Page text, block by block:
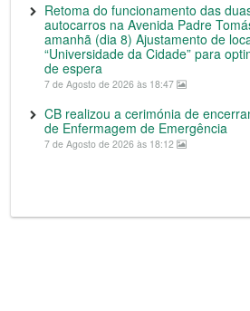
Retoma do funcionamento das
autocarros na Avenida Padre
amanhã (dia 8) Ajustamento de
“Universidade da Cidade” para
de espera
7 de Agosto de 2026 às 18:47
CB realizou a cerimónia de
de Enfermagem de Emergência
7 de Agosto de 2026 às 18:12